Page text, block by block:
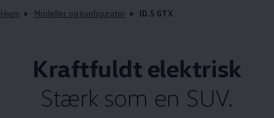
Hjem Modeller og konfigurator ID.5 GTX
Kraftfuldt elektrisk
Stærk som en SUV.